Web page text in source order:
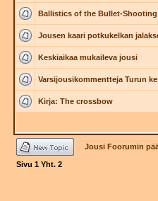
Ballistics of the Bullet-
Jousen kaari potkukelkan
Keskiaikaa mukaileva jousi
Varsijousikommentteja Turun
Kirja: The crossbow
Jousi Foorumin
Sivu 1 Yht. 2